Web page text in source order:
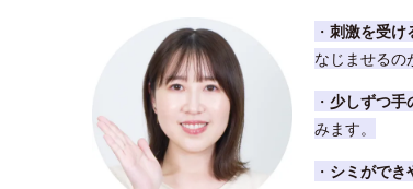
・ 刺激を受け
なじませるの
・ 少しずつ手
みます。
・ シミができ